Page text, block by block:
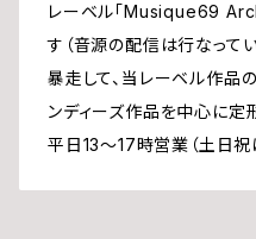
レーベル「Musique69
す（音源の配信は行なって
暴走して、当レーベル作品
ンディーズ作品を中心に定
平日13〜17時営業（土日祝